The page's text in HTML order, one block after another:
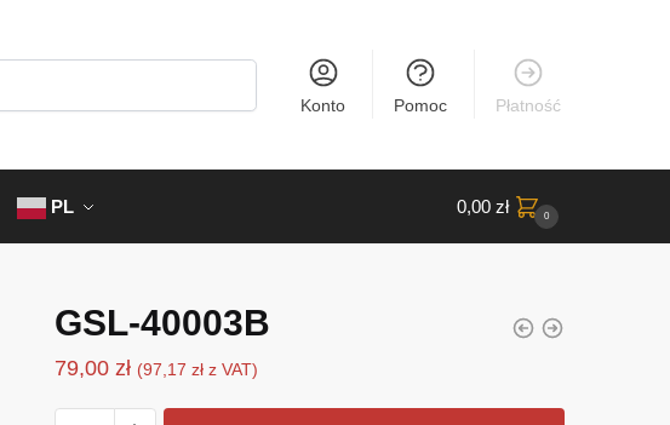
Konto Pomoc Płatność
PL 0,00 zł 0
GSL-40003B
79,00 zł (97,17 złz VAT)